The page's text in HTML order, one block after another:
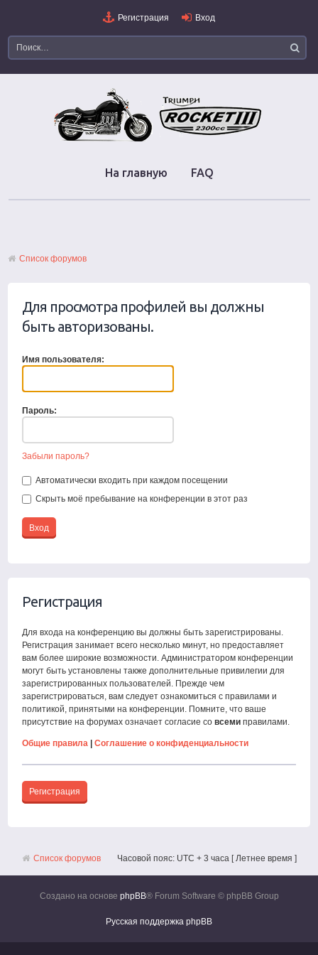
Регистрация Вход
На главную FAQ
Список форумов
Для просмотра профилей вы должны
быть авторизованы.
Имя пользователя:
Пароль:
Забыли пароль?
Автоматически входить при каждом посещении
Скрыть моё пребывание на конференции в этот раз
Регистрация
Для входа на конференцию вы должны быть зарегистрированы.
Регистрация занимает всего несколько минут, но предоставляет
вам более широкие возможности. Администратором конференции
могут быть установлены также дополнительные привилегии для
зарегистрированных пользователей. Прежде чем
зарегистрироваться, вам следует ознакомиться с правилами и
политикой, принятыми на конференции. Помните, что ваше
присутствие на форумах означает согласие совсеми правилами.
Общие правила |Соглашение о конфиденциальности
Регистрация
Список форумов Часовой пояс: UTC + 3 часа [ Летнее время ]
Создано на основе phpBB® Forum Software © phpBB Group
Русская поддержка phpBB